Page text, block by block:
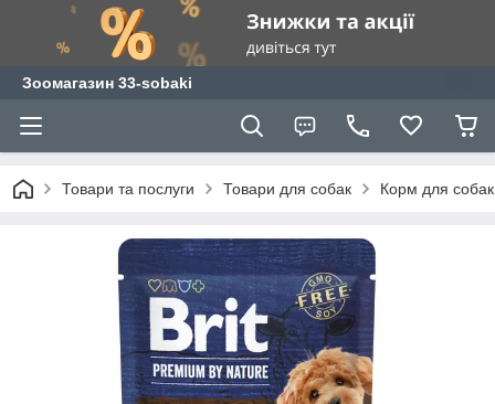
Зоомагазин 33-sobaki
Товари та послуги Товари для собак Корм для собак